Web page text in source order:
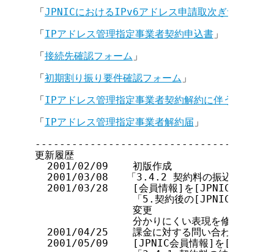
「JPNICにおけるIPv6アドレス申請取次ぎサービス
「IPアドレス管理指定事業者契約申込書」
「接続先確認フォーム 」
「初期割り振り要件確認フォーム 」
「IPアドレス管理指定事業者契約解約に伴う一括返
「IPアドレス管理指定事業者解約届 」
更新履歴
  2001/02/09    初版作成
2001/03/08   「3.4.2 契約料の振込先」の振
2001/03/28    [会員情報]を[JPNIC会員情報
「5.契約後の[JPNIC会員情報]
                変更
                分かりにくい表現を修正
2001/04/25    課金に対する問い合わせ先の変
2001/05/09    [JPNIC会員情報]を[JPNIC会